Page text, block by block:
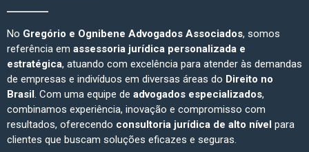
No Gregório e Ognibene Advogados Associados, somos
referência em assessoria jurídica personalizada e
estratégica, atuando com excelência para atender às demandas
de empresas e indivíduos em diversas áreas do Direito no
Brasil. Com uma equipe de advogados especializados,
combinamos experiência, inovação e compromisso com
resultados, oferecendo consultoria jurídica de alto nível para
clientes que buscam soluções eficazes e seguras.